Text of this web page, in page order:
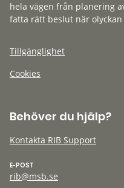
hela vägen från planering
fatta rätt beslut när
Tillgänglighet
Cookies
Behöver du hjälp?
Kontakta RIB Support
E-POST
rib@msb.se